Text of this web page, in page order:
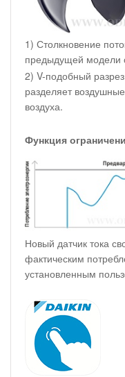
1) Столкновение
предыдущей модели
2) V-подобный
разделяет
воздуха.
Функция
Новый датчик тока
фактическим
установленным